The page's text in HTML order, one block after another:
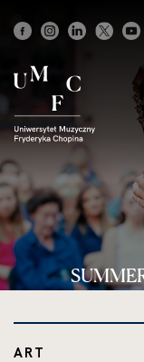
Strona
główna
ART